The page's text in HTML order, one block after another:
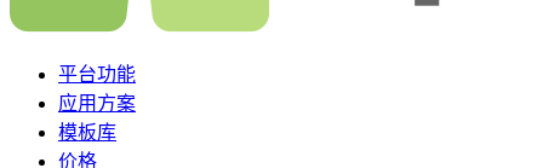
平台功能
应用方案
模板库
价格